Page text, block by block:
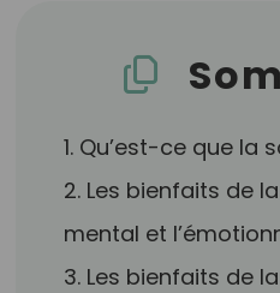
1. Qu’est-ce que la
2. Les bienfaits de
mental et
3. Les bienfaits de